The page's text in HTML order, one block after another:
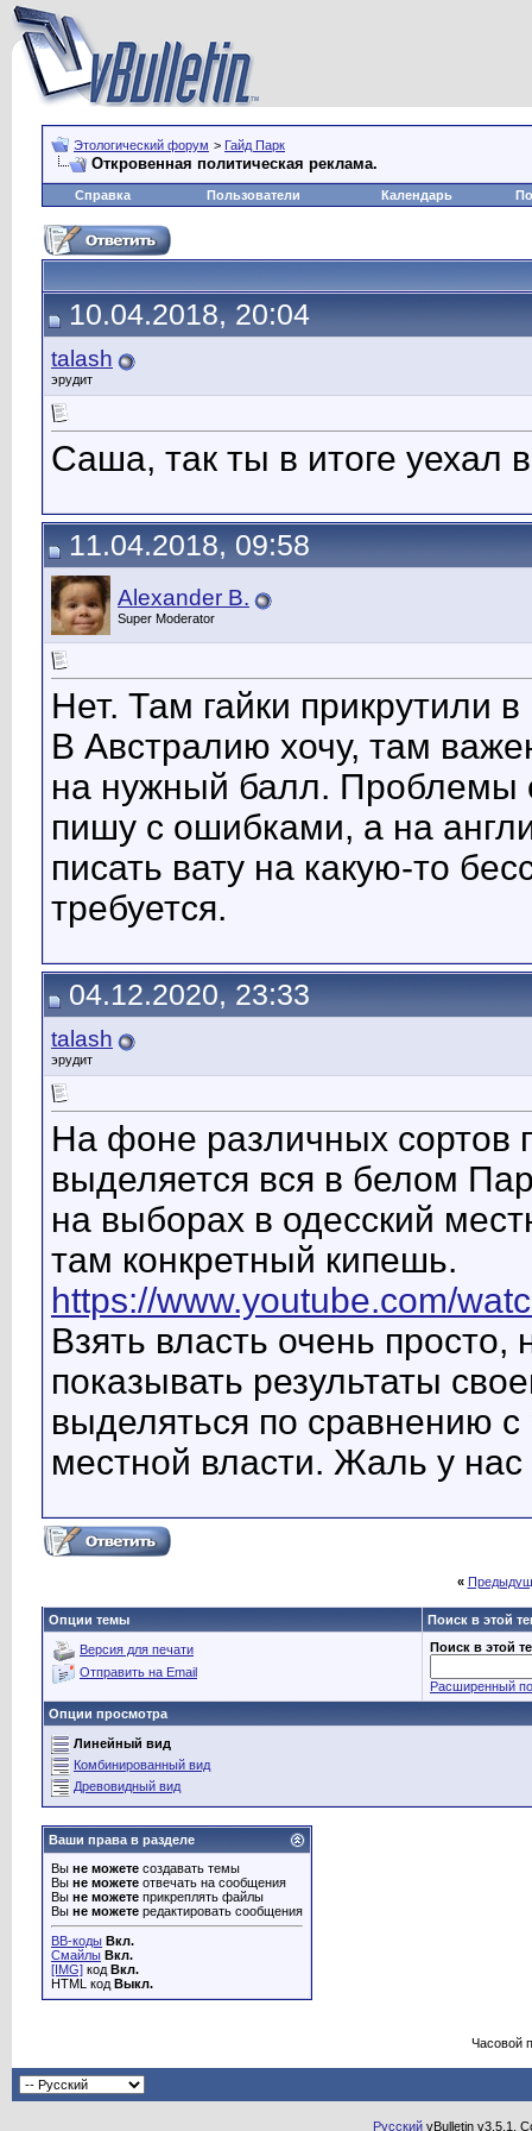
Этологический форум > Гайд Парк
Откровенная политическая реклама.
Справка Пользователи Календарь
10.04.2018, 20:04
talash
эрудит
Саша, так ты в итоге уехал
11.04.2018, 09:58
Alexander B.
Super Moderator
Нет. Там гайки прикрутили
В Австралию хочу, там
на нужный балл. Проблемы
пишу с ошибками, а на
писать вату на какую-то
требуется.
04.12.2020, 23:33
talash
эрудит
На фоне различных сортов
выделяется вся в белом
на выборах в одесский
там конкретный кипешь.
https://www.youtube.com/
Взять власть очень
показывать результаты
выделяться по сравнению
местной власти. Жаль у нас
«
Опции темы Поиск в этой
Версия для печати
Отправить на Email
Поиск в этой
Расширенный
Опции просмотра
Линейный вид
Комбинированный вид
Древовидный вид
Ваши права в разделе
Вы не можете создавать темы
Вы не можете отвечать на сообщения
Вы не можете прикреплять файлы
Вы не можете редактировать сообщения
BB-коды Вкл.
Смайлы Вкл.
[IMG] код Вкл.
HTML код Выкл.
Часовой
Русский vBulletin v3.5.1,